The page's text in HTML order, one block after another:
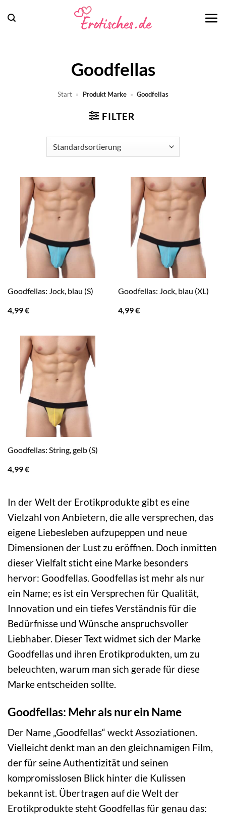
Inhalt
Goodfellas
Start » Produkt Marke » Goodfellas
FILTER
Goodfellas: Jock, blau (S)
4,99€
Goodfellas: Jock, blau (XL)
4,99€
Goodfellas: String, gelb (S)
4,99€
In der Welt der Erotikprodukte gibt es eine
Vielzahl von Anbietern, die alle versprechen, das
eigene Liebesleben aufzupeppen und neue
Dimensionen der Lust zu eröffnen. Doch inmitten
dieser Vielfalt sticht eine Marke besonders
hervor: Goodfellas. Goodfellas ist mehr als nur
ein Name; es ist ein Versprechen für Qualität,
Innovation und ein tiefes Verständnis für die
Bedürfnisse und Wünsche anspruchsvoller
Liebhaber. Dieser Text widmet sich der Marke
Goodfellas und ihren Erotikprodukten, um zu
beleuchten, warum man sich gerade für diese
Marke entscheiden sollte.
Goodfellas: Mehr als nur ein Name
Der Name „Goodfellas“ weckt Assoziationen.
Vielleicht denkt man an den gleichnamigen Film,
der für seine Authentizität und seinen
kompromisslosen Blick hinter die Kulissen
bekannt ist. Übertragen auf die Welt der
Erotikprodukte steht Goodfellas für genau das: